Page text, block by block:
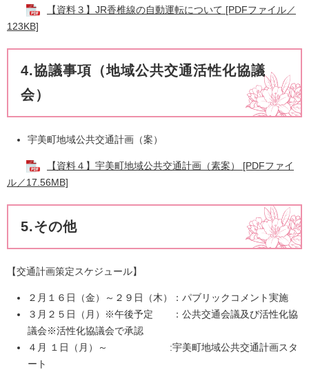
【資料３】JR香椎線の自動運転について [PDFファイル／
123KB]
4.協議事項（地域公共交通活性化協議
会）
宇美町地域公共交通計画（案）​
【資料４】宇美町地域公共交通計画（素案） [PDFファイ
ル／17.56MB]
5.その他
【交通計画策定スケジュール】
２月１６日（金）～２９日（木）：パブリックコメント実施
３月２５日（月）※午後予定 ：公共交通会議及び活性化協
議会※活性化協議会で承認
４月 １日（月）～ :宇美町地域公共交通計画スタ
ート